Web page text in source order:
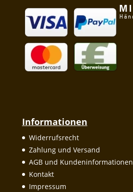
Informationen
Widerrufsrecht
Zahlung und Versand
AGB und Kundeninformationen
Kontakt
Impressum